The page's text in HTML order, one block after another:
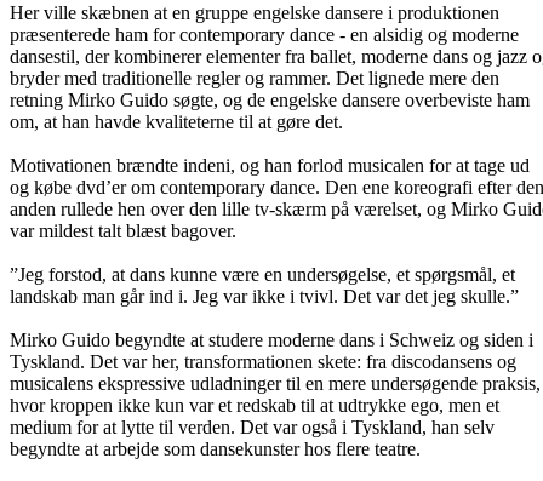
Her ville skæbnen at en gruppe engelske dansere i produktionen
præsenterede ham for contemporary dance - en alsidig og moderne
dansestil, der kombinerer elementer fra ballet, moderne dans og jazz
bryder med traditionelle regler og rammer. Det lignede mere den
retning Mirko Guido søgte, og de engelske dansere overbeviste ham
om, at han havde kvaliteterne til at gøre det.
Motivationen brændte indeni, og han forlod musicalen for at tage ud
og købe dvd’er om contemporary dance. Den ene koreografi efter den
anden rullede hen over den lille tv-skærm på værelset, og Mirko
var mildest talt blæst bagover.
”Jeg forstod, at dans kunne være en undersøgelse, et spørgsmål, et
landskab man går ind i. Jeg var ikke i tvivl. Det var det jeg skulle.”
Mirko Guido begyndte at studere moderne dans i Schweiz og siden i
Tyskland. Det var her, transformationen skete: fra discodansens og
musicalens ekspressive udladninger til en mere undersøgende praksis,
hvor kroppen ikke kun var et redskab til at udtrykke ego, men et
medium for at lytte til verden. Det var også i Tyskland, han selv
begyndte at arbejde som dansekunster hos flere teatre.